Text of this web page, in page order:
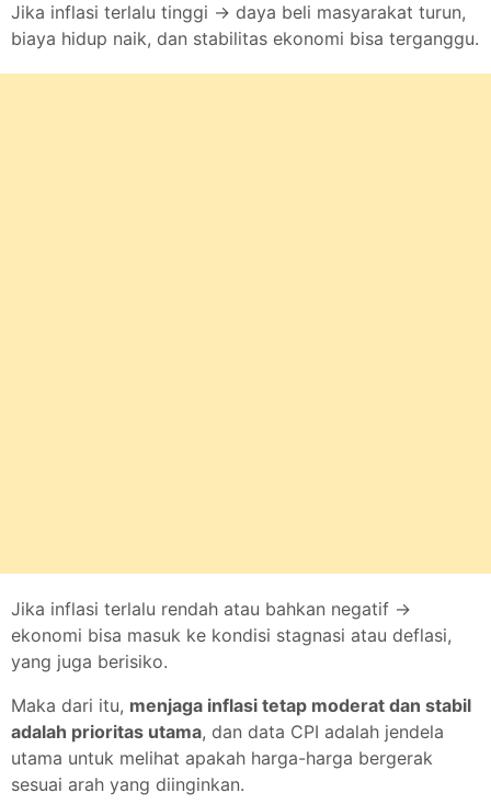
Jika inflasi terlalu tinggi → daya beli masyarakat turun,
biaya hidup naik, dan stabilitas ekonomi bisa terganggu.
Jika inflasi terlalu rendah atau bahkan negatif →
ekonomi bisa masuk ke kondisi stagnasi atau deflasi,
yang juga berisiko.
Maka dari itu, menjaga inflasi tetap moderat dan stabil
adalah prioritas utama, dan data CPI adalah jendela
utama untuk melihat apakah harga-harga bergerak
sesuai arah yang diinginkan.